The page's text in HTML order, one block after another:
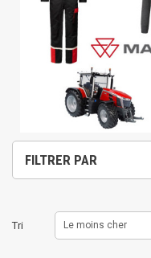
FILTRER PAR
Tri Le moins cher